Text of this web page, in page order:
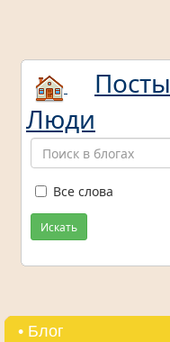
Посты
Люди
Все слова
Искать
• Блог